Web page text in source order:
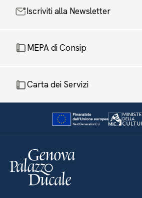
Iscriviti alla Newsletter
MEPA di Consip
Carta dei Servizi